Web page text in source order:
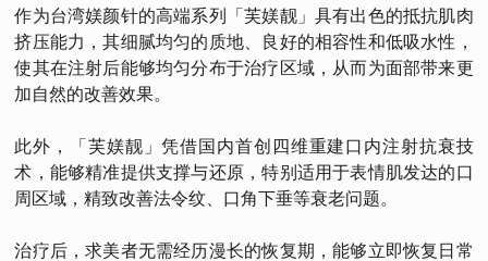
作为台湾媄颜针的高端系列「芙媄靓」具有出色的抵抗肌肉
挤压能力，其细腻均匀的质地、良好的相容性和低吸水性，
使其在注射后能够均匀分布于治疗区域，从而为面部带来更
加自然的改善效果。
此外，「芙媄靓」凭借国内首创四维重建口内注射抗衰技
术，能够精准提供支撑与还原，特别适用于表情肌发达的口
周区域，精致改善法令纹、口角下垂等衰老问题。
治疗后，求美者无需经历漫长的恢复期，能够立即恢复日常